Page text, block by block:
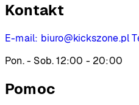
Kontakt
E-mail: biuro@kickszone.pl
Pon. - Sob. 12:00 - 20:00
Pomoc